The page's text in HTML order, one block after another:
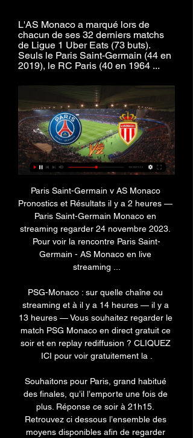
L'AS Monaco a marqué lors de
chacun de ses 32 derniers matchs
de Ligue 1 Uber Eats (73 buts).
Seuls le Paris Saint-Germain (44 en
2019), le RC Paris (40 en 1964 ...
Paris Saint-Germain v AS Monaco
Pronostics et Résultats il y a 2 heures —
Paris Saint-Germain Monaco en
streaming regarder 24 novembre 2023.
Pour voir la rencontre Paris Saint-
Germain - AS Monaco en live
streaming ...
PSG-Monaco : sur quelle chaîne ou
streaming et à il y a 14 heures — il y a
13 heures — Vous souhaitez regarder le
match PSG Monaco en direct gratuit ce
soir et en replay rediffusion ? CLIQUEZ
ICI pour voir gratuitement la .
Souhaitons pour Paris, grand habitué
des finales, qu’il l’emporte une fois de
plus. Réponse ce soir à 21h15.
Retrouvez ci dessous l’ensemble des
moyens disponibles afin de regarder